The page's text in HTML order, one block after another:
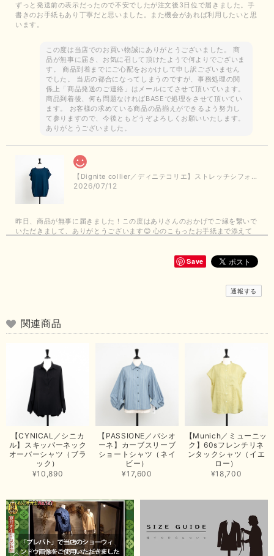
ずっと発送前の表示だったので不安でしたが注文後3日位で届きました。手
書きのお手紙もあり丁寧だと思いました。また機会があれば利用したいと思
います。
この度は当店でのお買い物誠にありがとうございました。 商
品が無事に届き、お気に召して頂けたようで何よりでございま
す。 商品到着までにご心配をおかけして申し訳ございません
でした。 当店の都合になってしまうのですが、事務処理の関
係上「商品発送のご連絡」はメールにてさせて頂いています。
商品到着後、何も問題なければBASEで処理をさせて頂いてい
ます。 お客様の求めている商品の品揃えができるよう努力し
て参りますので、今後ともどうぞよろしくお願いいたします。
ありがとうございました。
【Dignite collier／ディニテコリエ】ストレッチシフォンブラウス（ブルー）＊再入荷予定
2026/07/12
昨日、商品が無事に届きました！この度はありさんのおかげでご縁を繋いで
いただきまして、ありがとうございます😊 心のこもったお手紙まで添えて
この度は商品のお買い上げありがとうございました。 無事に
お手元に届き、気に入っていただけて安心いたしました！
材感。 楽しい夏を過ごしてくださいませ。 ありがとうござい
まいした。 またのご縁を楽しみにお待ちしております。
2026/06/26
思っていた通りの商品でした。発送も早く、梱包も丁寧。又、お世話になり
たいと思いました。色々とありがとうございました。
この度は当店でのお買い上げ誠にありがとうございました。
商品もお気に召していただき嬉しい限りでございます。 ブラ
またのご来店お待ちしております。
【RILATO／リラート】袖ギャザーシャツ（イエロー）
Save
通報する
関連商品
【CYNICAL／シニカ
ル】スキッパーネック
オーバーシャツ（ブラ
ック）
¥10,890
【PASSIONE／パシオ
ーネ】カーブスリーブ
ショートシャツ（ネイ
ビー）
¥17,600
【Munich／ミューニッ
ク】60sフレンチリネ
ンタックシャツ（イエ
ロー）
¥18,700